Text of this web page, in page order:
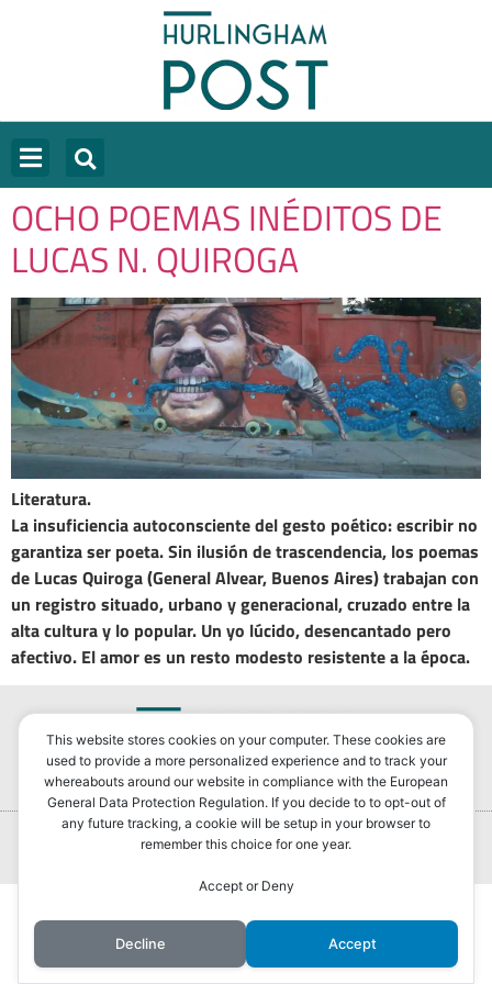
OCHO POEMAS INÉDITOS DE
LUCAS N. QUIROGA
Literatura.
La insuficiencia autoconsciente del gesto poético: escribir no
garantiza ser poeta. Sin ilusión de trascendencia, los poemas
de Lucas Quiroga (General Alvear, Buenos Aires) trabajan con
un registro situado, urbano y generacional, cruzado entre la
alta cultura y lo popular. Un yo lúcido, desencantado pero
afectivo. El amor es un resto modesto resistente a la época.
Portada Hurlingham Post ®2022
This website stores cookies on your computer. These cookies are
used to provide a more personalized experience and to track your
whereabouts around our website in compliance with the European
General Data Protection Regulation. If you decide to to opt-out of
any future tracking, a cookie will be setup in your browser to
remember this choice for one year.
Accept or Deny
Decline Accept